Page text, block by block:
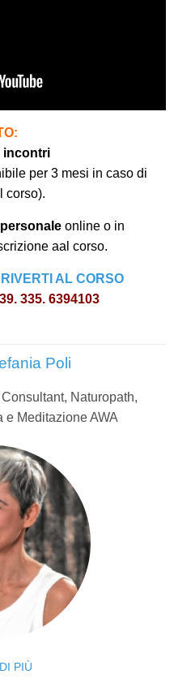
incontri
per 3 mesi in caso di
corso).
online o in
aal corso.
AL CORSO
335. 6394103
Poli
Naturopath,
e Meditazione AWA
PIÙ